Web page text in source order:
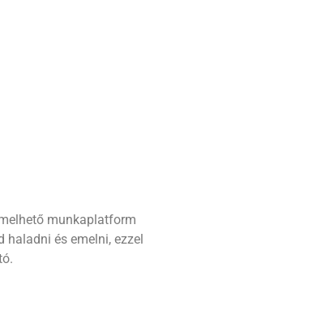
munkaplatform
haladni és emelni, ezzel